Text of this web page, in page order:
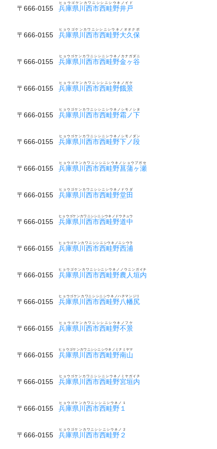
〒666-0155 兵庫県川西市西畦野井戸
ヒョウゴケンカワニシシニシウネノイド
〒666-0155 兵庫県川西市西畦野大久保
ヒョウゴケンカワニシシニシウネノオオクボ
〒666-0155 兵庫県川西市西畦野金ヶ谷
ヒョウゴケンカワニシシニシウネノカナガダニ
〒666-0155 兵庫県川西市西畦野餓景
ヒョウゴケンカワニシシニシウネノガケ
〒666-0155 兵庫県川西市西畦野霜ノ下
ヒョウゴケンカワニシシニシウネノシモノシタ
〒666-0155 兵庫県川西市西畦野下ノ段
ヒョウゴケンカワニシシニシウネノシモノダン
〒666-0155 兵庫県川西市西畦野菖蒲ヶ瀬
ヒョウゴケンカワニシシニシウネノショウブガセ
〒666-0155 兵庫県川西市西畦野堂田
ヒョウゴケンカワニシシニシウネノドウダ
〒666-0155 兵庫県川西市西畦野道中
ヒョウゴケンカワニシシニシウネノドウチュウ
〒666-0155 兵庫県川西市西畦野西浦
ヒョウゴケンカワニシシニシウネノニシウラ
〒666-0155 兵庫県川西市西畦野農人垣内
ヒョウゴケンカワニシシニシウネノノウニンガイチ
〒666-0155 兵庫県川西市西畦野八幡尻
ヒョウゴケンカワニシシニシウネノハチマンジリ
〒666-0155 兵庫県川西市西畦野不景
ヒョウゴケンカワニシシニシウネノフケ
〒666-0155 兵庫県川西市西畦野南山
ヒョウゴケンカワニシシニシウネノミナミヤマ
〒666-0155 兵庫県川西市西畦野宮垣内
ヒョウゴケンカワニシシニシウネノミヤガイチ
〒666-0155 兵庫県川西市西畦野１
ヒョウゴケンカワニシシニシウネノ１
〒666-0155 兵庫県川西市西畦野２
ヒョウゴケンカワニシシニシウネノ２